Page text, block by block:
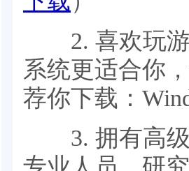
2. 喜欢玩游
系统更适合你
荐你下载：
3. 拥有高级